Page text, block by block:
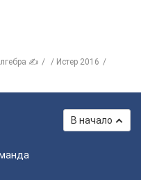
✍
Истер 2016
В начало